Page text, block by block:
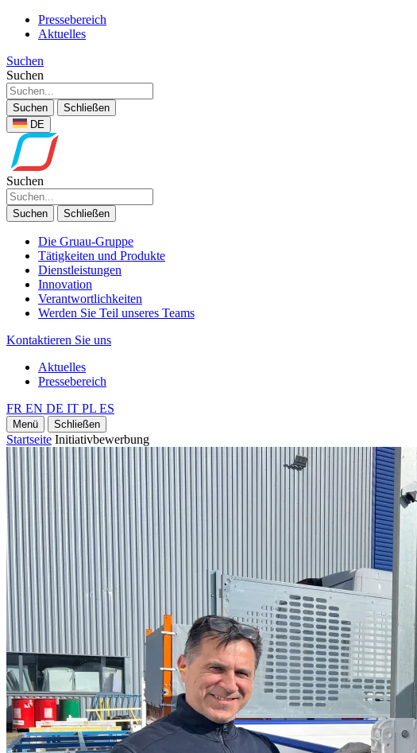
Pressebereich
Aktuelles
Suchen
Suchen
Suchen
Schließen
DE
Suchen
Suchen Schließen
Die Gruau-Gruppe
Tätigkeiten und Produkte
Dienstleistungen
Innovation
Verantwortlichkeiten
Werden Sie Teil unseres Teams
Kontaktieren Sie uns
Aktuelles
Pressebereich
FR EN DE IT PL ES
Menü Schließen
Startseite Initiativbewerbung